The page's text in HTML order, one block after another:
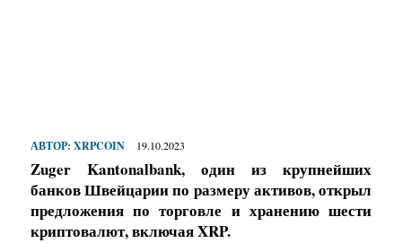
АВТОР: XRPCOIN 19.10.2023
Zuger Kantonalbank, один из крупнейших
банков Швейцарии по размеру активов, открыл
предложения по торговле и хранению шести
криптовалют, включая XRP.